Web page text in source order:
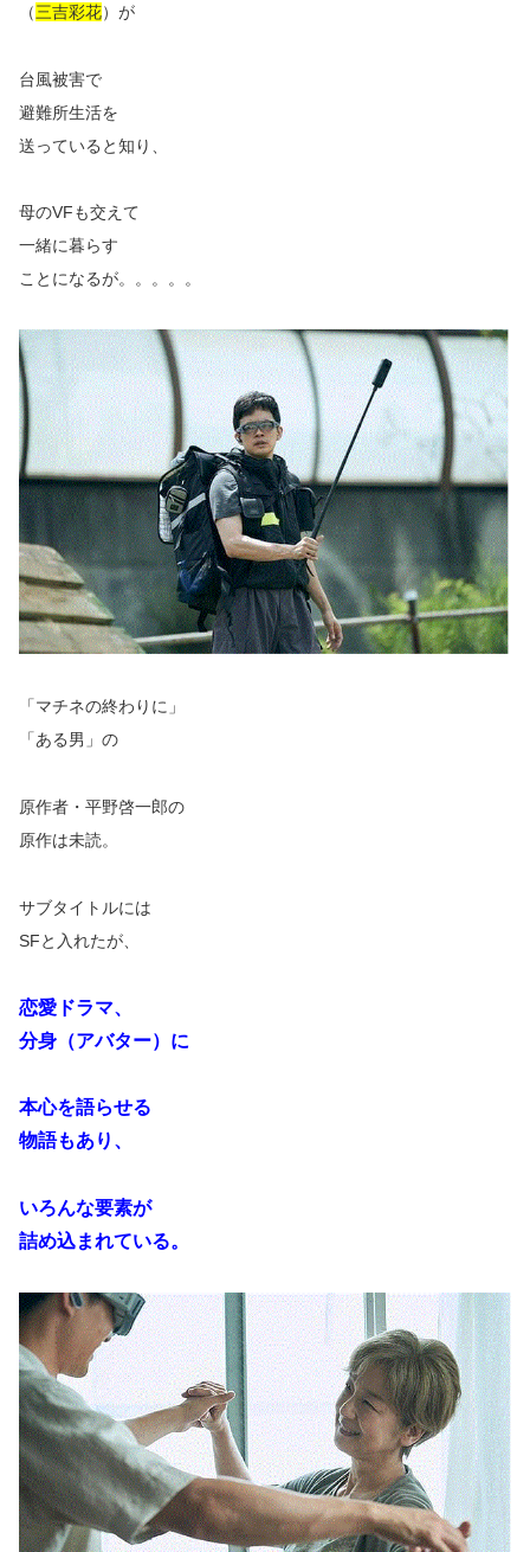
（三吉彩花）が
台風被害で
避難所生活を
送っていると知り、
母のVFも交えて
一緒に暮らす
ことになるが。。。。。
「マチネの終わりに」
「ある男」の
原作者・平野啓一郎の
原作は未読。
サブタイトルには
SFと入れたが、
恋愛ドラマ、
分身（アバター）に
本心を語らせる
物語もあり、
いろんな要素が
詰め込まれている。